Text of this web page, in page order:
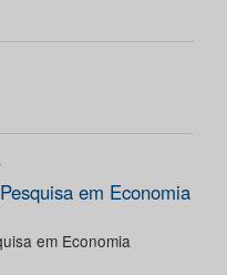
em Economia
em Economia